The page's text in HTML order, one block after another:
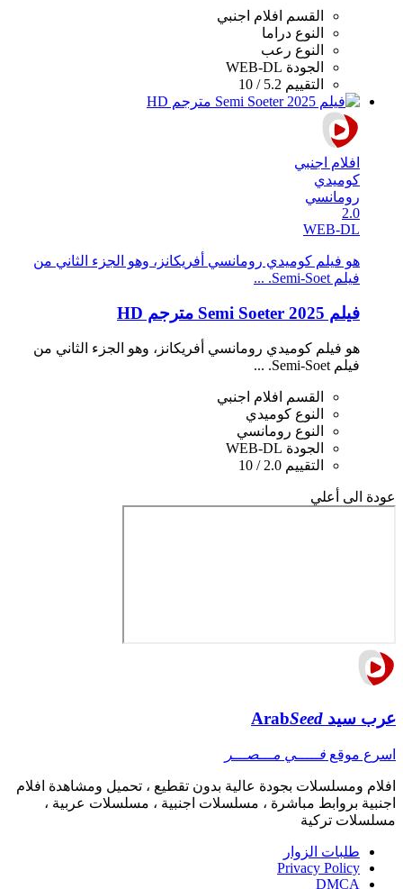
القسم
افلام اجنبي
النوع دراما
النوع رعب
الجودة WEB-DL
التقييم 5.2 / 10
افلام اجنبي
كوميدي
رومانسي
2.0
WEB-DL
هو فيلم كوميدي رومانسي أفريكانز، وهو الجزء الثاني من
فيلم Semi-Soet. ...
فيلم Semi Soeter 2025 مترجم HD
هو فيلم كوميدي رومانسي أفريكانز، وهو الجزء الثاني من
فيلم Semi-Soet. ...
القسم
افلام اجنبي
النوع كوميدي
النوع رومانسي
الجودة WEB-DL
التقييم 2.0 / 10
عودة الى أعلي
عرب سيد ArabSeed
اسرع موقع فـــــي مـــصـــر
افلام ومسلسلات بجودة عالية بدون تقطيع ، تحميل ومشاهدة افلام
اجنبية بروابط مباشرة ، مسلسلات اجنبية ، مسلسلات عربية ،
مسلسلات تركية
طلبات الزوار
Privacy Policy
DMCA